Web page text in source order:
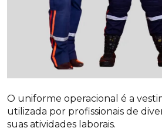
O uniforme operacional é a
utilizada por profissionais de
suas atividades laborais.